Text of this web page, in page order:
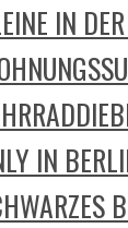
IN DER
IN